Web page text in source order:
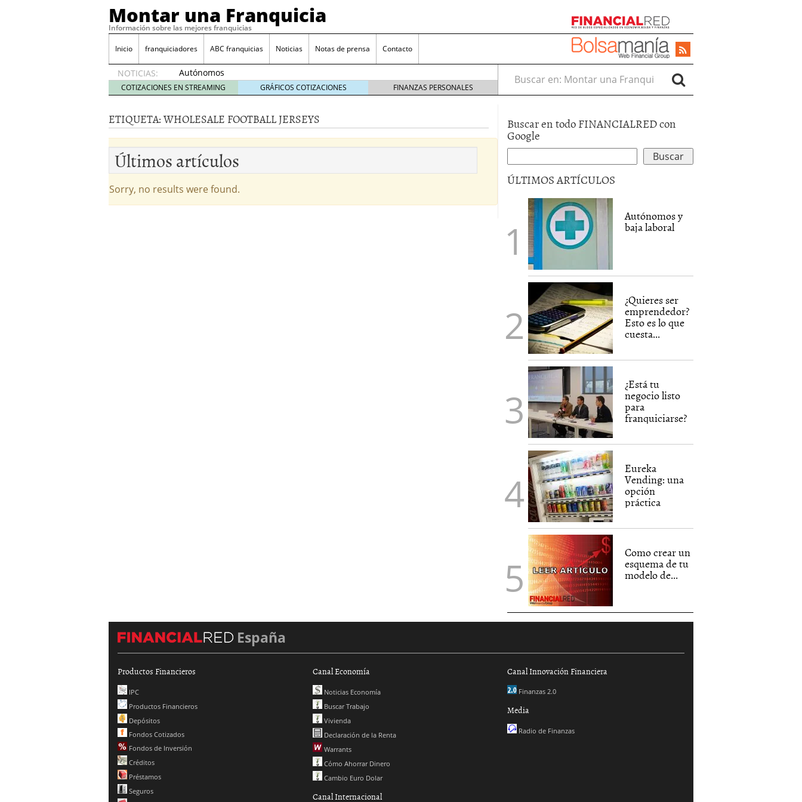
Montar una Franquicia
Información sobre las mejores franquicias
Inicio franquiciadores ABC franquicias Noticias Notas de prensa Contacto
NOTICIAS:
Autónomos
y baja
laboral
2014
¿Quieres ser emprendedor? Esto es lo que cuesta y las ayudas que puedes
tener 4 julio 2014
¿Está tu negocio listo para franquiciarse?
Eureka Vending: una opción práctica
COTIZACIONES EN STREAMING GRÁFICOS COTIZACIONES FINANZAS PERSONALES
Buscar en:
ETIQUETA:WHOLESALE FOOTBALL JERSEYS
Últimos artículos
Sorry, no results were found.
Buscar en todo FINANCIALRED con
Google
ÚLTIMOS ARTÍCULOS
Autónomos y
baja laboral
¿Quieres ser
emprendedor?
Esto es lo que
cuesta...
¿Está tu
negocio listo
para
franquiciarse?
Eureka
Vending: una
opción
práctica
Como crear un
esquema de tu
modelo de...
España
Productos Financieros
IPC
Productos Financieros
Depósitos
Fondos Cotizados
Fondos de Inversión
Créditos
Préstamos
Seguros
Canal Economía
Noticias Economía
Buscar Trabajo
Vivienda
Declaración de la Renta
Warrants
Cómo Ahorrar Dinero
Cambio Euro Dolar
Canal Internacional
Canal Innovación Financiera
Finanzas 2.0
Media
Radio de Finanzas